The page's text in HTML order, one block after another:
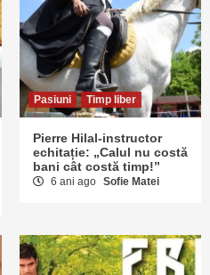
Pasiuni Timp liber
Pierre Hilal-instructor
echitație: „Calul nu costă
bani cât costă timp!”
6 ani ago Sofie Matei